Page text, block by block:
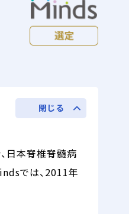
閉じる
日本脊椎脊髄病
では、2011年